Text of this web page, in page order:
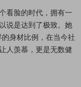
看脸的时代，拥有一
说是达到了极致。她
身材比例，在当今社
人羡慕，更是无数健